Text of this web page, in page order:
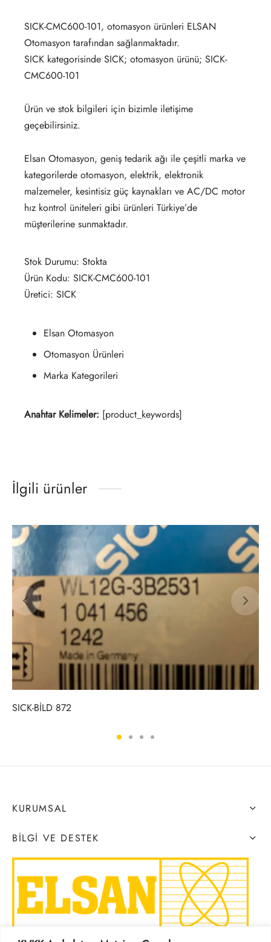
SICK-CMC600-101, otomasyon ürünleri ELSAN
Otomasyon tarafından sağlanmaktadır.
SICK kategorisinde SICK; otomasyon ürünü; SICK-
CMC600-101
Ürün ve stok bilgileri için bizimle iletişime
geçebilirsiniz.
Elsan Otomasyon, geniş tedarik ağı ile çeşitli marka ve
kategorilerde otomasyon, elektrik, elektronik
malzemeler, kesintisiz güç kaynakları ve AC/DC motor
hız kontrol üniteleri gibi ürünleri Türkiye’de
müşterilerine sunmaktadır.
Stok Durumu: Stokta
Ürün Kodu: SICK-CMC600-101
Üretici: SICK
Elsan Otomasyon
Otomasyon Ürünleri
Marka Kategorileri
Anahtar Kelimeler: [product_keywords]
İlgili ürünler
SICK-BİLD 872
KURUMSAL
BILGI VE DESTEK